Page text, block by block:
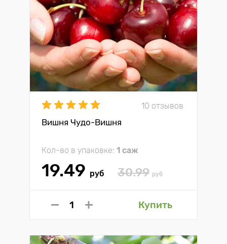
10 отзывов
Вишня Чудо-Вишня
Кол-во в упаковке: 1 саж
19.49 руб 30.99 руб
Купить